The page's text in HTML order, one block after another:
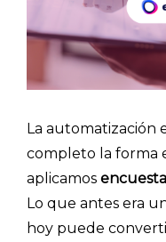
La automatización
completo la forma
aplicamos
Lo que antes era
hoy puede